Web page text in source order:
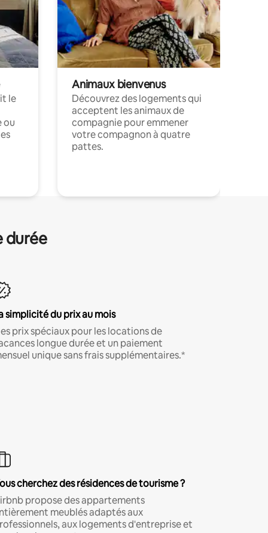
le
ou
Animaux bienvenus
Découvrez des logements qui
acceptent les animaux de
compagnie pour emmener
votre compagnon à quatre
pattes.
durée
simplicité du prix au mois
prix spéciaux pour les locations de
longue durée et un paiement
unique sans frais supplémentaires.*
cherchez des résidences de tourisme ?
propose des appartements
meublés adaptés aux
aux logements d'entreprise et